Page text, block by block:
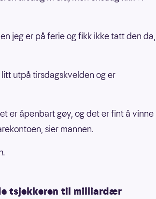
jeg er på ferie og fikk ikke tatt den da,
utpå tirsdagskvelden og er
er åpenbart gøy, og det er fint å vinne
sier mannen.
tsjekkeren til milliardær